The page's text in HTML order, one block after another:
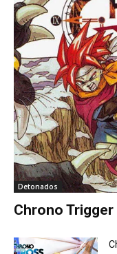
Detonados
Chrono